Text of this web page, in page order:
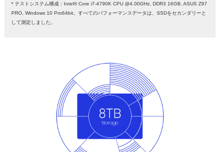
* テストシステム構成：Intel® Core i7-4790K CPU @4.00GHz, DDR3 16GB, ASUS Z97
PRO, Windows 10 Pro64bit。すべてのパフォーマンスデータは、SSDをセカンダリーと
して測定しました。